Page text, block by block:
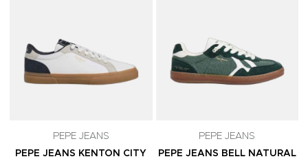
PEPE JEANS
PEPE JEANS KENTON CITY
PEPE JEANS
PEPE JEANS BELL NATURAL